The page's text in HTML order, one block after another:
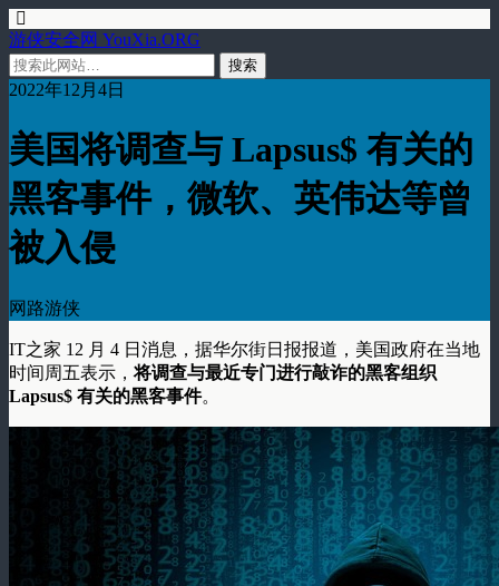
游侠安全网 YouXia.ORG
2022年12月4日
美国将调查与 Lapsus$ 有关的
黑客事件，微软、英伟达等曾
被入侵
网路游侠
IT之家 12 月 4 日消息，据华尔街日报报道，美国政府在当地
时间周五表示，将调查与最近专门进行敲诈的黑客组织
Lapsus$ 有关的黑客事件。